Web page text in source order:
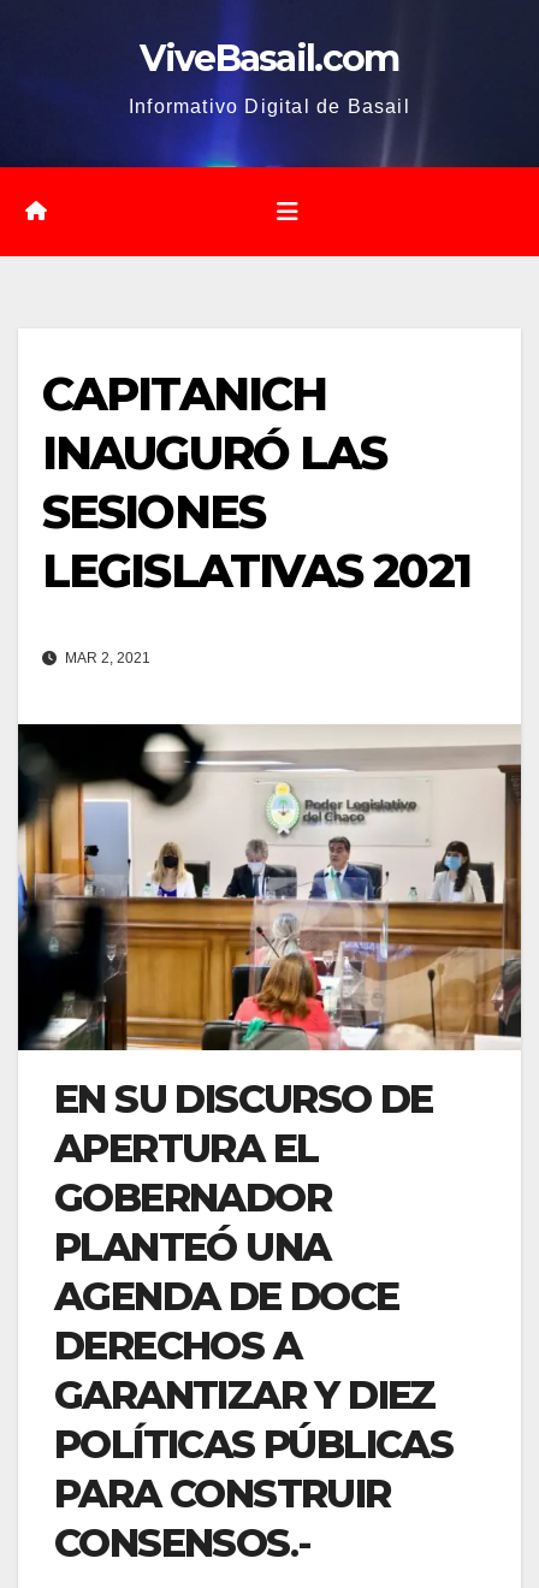
ViveBasail.com
Informativo Digital de Basail
CAPITANICH
INAUGURÓ LAS
SESIONES
LEGISLATIVAS 2021
MAR 2, 2021
EN SU DISCURSO DE
APERTURA EL
GOBERNADOR
PLANTEÓ UNA
AGENDA DE DOCE
DERECHOS A
GARANTIZAR Y DIEZ
POLÍTICAS PÚBLICAS
PARA CONSTRUIR
CONSENSOS.-